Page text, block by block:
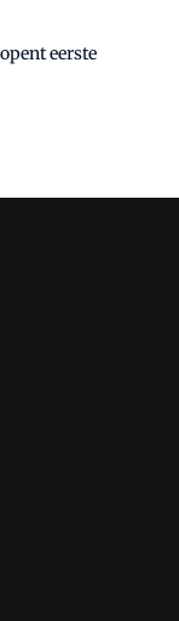
eerste